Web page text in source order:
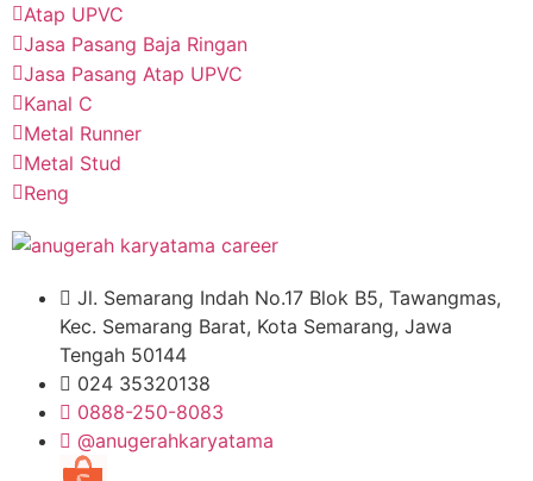
Atap UPVC
Jasa Pasang Baja Ringan
Jasa Pasang Atap UPVC
Kanal C
Metal Runner
Metal Stud
Reng
Jl. Semarang Indah No.17 Blok B5, Tawangmas,
Kec. Semarang Barat, Kota Semarang, Jawa
Tengah 50144
024 35320138
0888-250-8083
@anugerahkaryatama